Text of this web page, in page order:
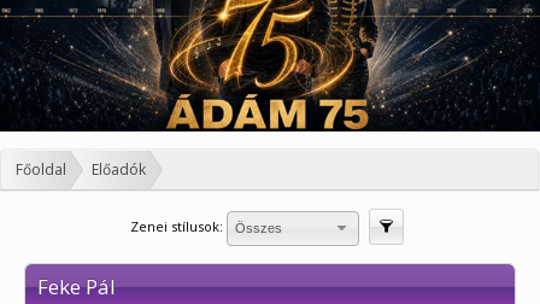
Főoldal Előadók
Zenei stílusok: Összes
Feke Pál